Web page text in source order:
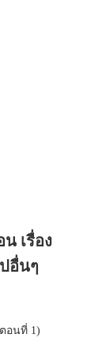
เรื่อง
อื่นๆ
อนที่ 1)